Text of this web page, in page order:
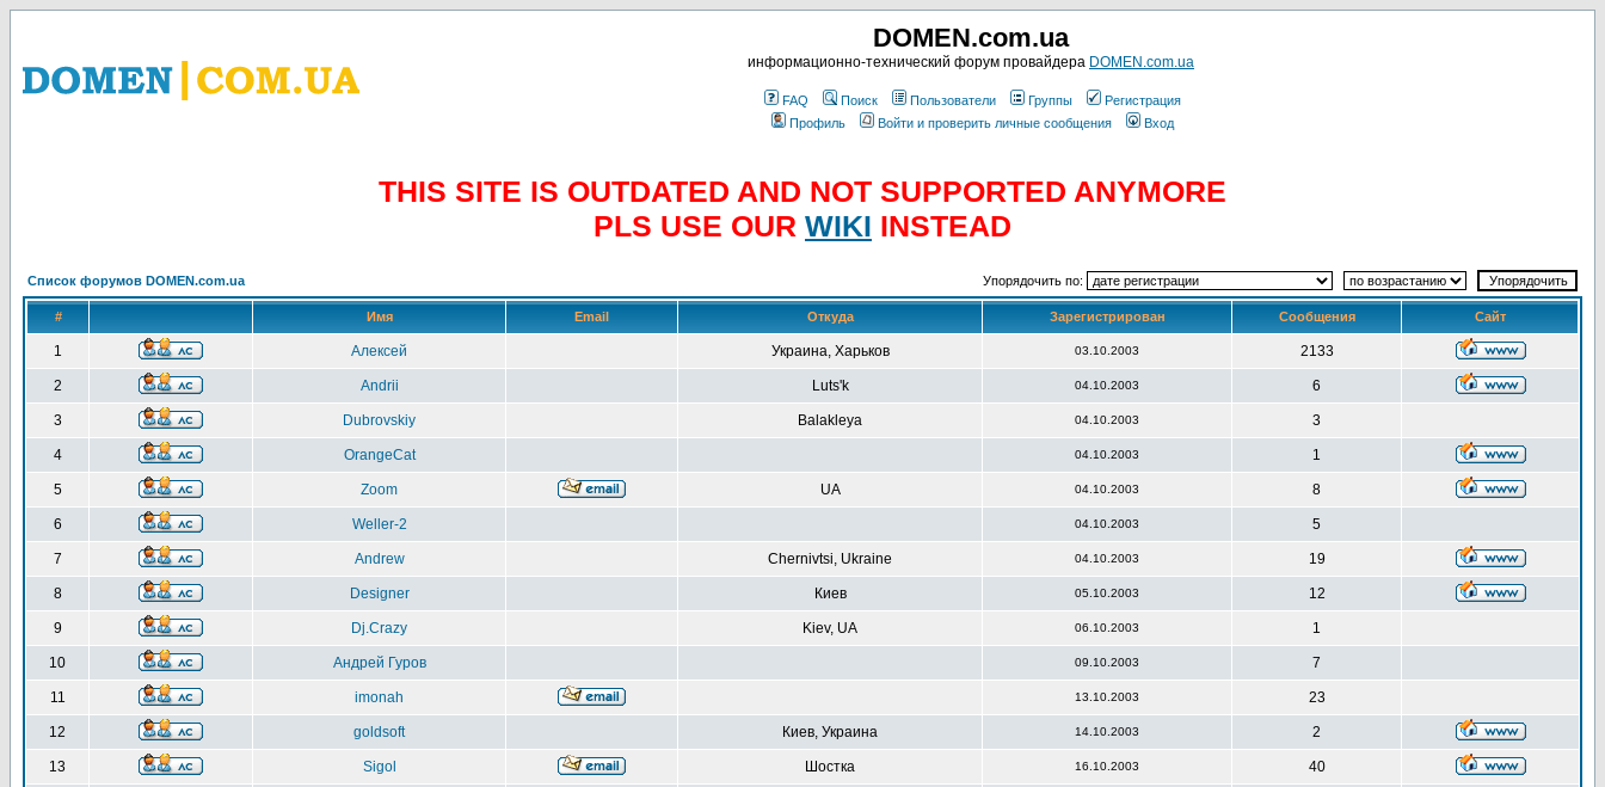
DOMEN.com.ua
информационно-технический форум провайдера DOMEN.com.ua
FAQ Поиск Пользователи Группы
Регистрация
Профиль
Войти и проверить личные сообщения Вход
THIS SITE IS OUTDATED AND NOT SUPPORTED ANYMORE
PLS USE OUR WIKI INSTEAD
Список форумов DOMEN.com.ua Упорядочить по:
# Имя Email Откуда Зарегистрирован Сообщения Сайт
1 Алексей Украина, Харьков 03.10.2003 2133
2 Andrii Luts'k 04.10.2003 6
3 Dubrovskiy Balakleya 04.10.2003 3
4 OrangeCat 04.10.2003 1
5 Zoom UA 04.10.2003 8
6 Weller-2 04.10.2003 5
7 Andrew Chernivtsi, Ukraine 04.10.2003 19
8 Designer Киев 05.10.2003 12
9 Dj.Crazy Kiev, UA 06.10.2003 1
10 Андрей Гуров 09.10.2003 7
11 imonah 13.10.2003 23
12 goldsoft Киев, Украина 14.10.2003 2
13 Sigol Шостка 16.10.2003 40